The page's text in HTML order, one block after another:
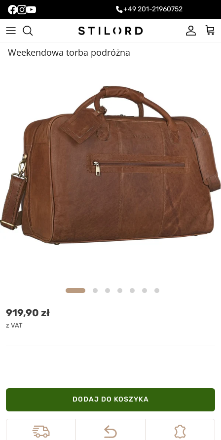
+49 201-21960752
Konto
Weekendowa torba podróżna
Cena standardowa
919,90 zł
z VAT
DODAJ DO KOSZYKA